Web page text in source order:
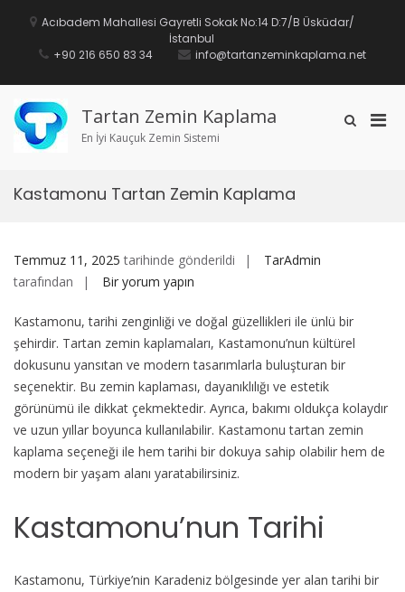
Acıbadem Mahallesi Gayretli Sokak No:14 D:7/B Üsküdar/
İstanbul
+90 216 650 83 34
info@tartanzeminkaplama.net
Tartan Zemin Kaplama
En İyi Kauçuk Zemin Sistemi
Arama
Kastamonu Tartan Zemin Kaplama
Temmuz 11, 2025 tarihinde gönderildi
TarAdmin
tarafından
Kastamonu
Zemin
Kaplama
için
Bir yorum yapın
Kastamonu, tarihi zenginliği ve doğal güzellikleri ile ünlü bir
şehirdir. Tartan zemin kaplamaları, Kastamonu’nun kültürel
dokusunu yansıtan ve modern tasarımlarla buluşturan bir
seçenektir. Bu zemin kaplaması, dayanıklılığı ve estetik
görünümü ile dikkat çekmektedir. Ayrıca, bakımı oldukça kolaydır
ve uzun yıllar boyunca kullanılabilir. Kastamonu tartan zemin
kaplama seçeneği ile hem tarihi bir dokuya sahip olabilir hem de
modern bir yaşam alanı yaratabilirsiniz.
Kastamonu’nun Tarihi
Kastamonu, Türkiye’nin Karadeniz bölgesinde yer alan tarihi bir